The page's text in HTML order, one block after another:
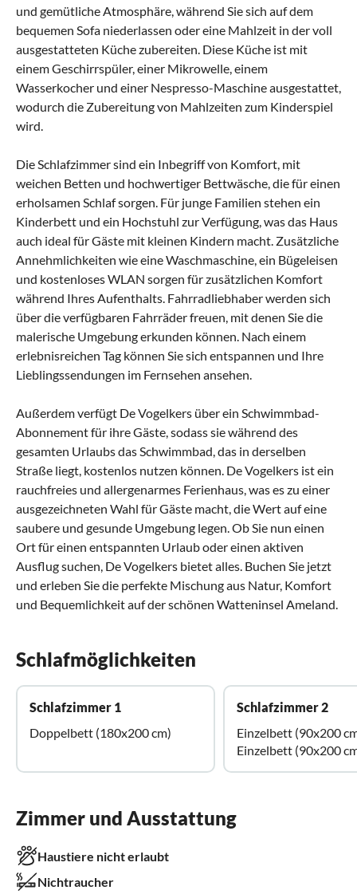
und gemütliche Atmosphäre, während Sie sich auf dem
bequemen Sofa niederlassen oder eine Mahlzeit in der voll
ausgestatteten Küche zubereiten. Diese Küche ist mit
einem Geschirrspüler, einer Mikrowelle, einem
Wasserkocher und einer Nespresso-Maschine ausgestattet,
wodurch die Zubereitung von Mahlzeiten zum Kinderspiel
wird.
Die Schlafzimmer sind ein Inbegriff von Komfort, mit
weichen Betten und hochwertiger Bettwäsche, die für einen
erholsamen Schlaf sorgen. Für junge Familien stehen ein
Kinderbett und ein Hochstuhl zur Verfügung, was das Haus
auch ideal für Gäste mit kleinen Kindern macht. Zusätzliche
Annehmlichkeiten wie eine Waschmaschine, ein Bügeleisen
und kostenloses WLAN sorgen für zusätzlichen Komfort
während Ihres Aufenthalts. Fahrradliebhaber werden sich
über die verfügbaren Fahrräder freuen, mit denen Sie die
malerische Umgebung erkunden können. Nach einem
erlebnisreichen Tag können Sie sich entspannen und Ihre
Lieblingssendungen im Fernsehen ansehen.
Außerdem verfügt De Vogelkers über ein Schwimmbad-
Abonnement für ihre Gäste, sodass sie während des
gesamten Urlaubs das Schwimmbad, das in derselben
Straße liegt, kostenlos nutzen können. De Vogelkers ist ein
rauchfreies und allergenarmes Ferienhaus, was es zu einer
ausgezeichneten Wahl für Gäste macht, die Wert auf eine
saubere und gesunde Umgebung legen. Ob Sie nun einen
Ort für einen entspannten Urlaub oder einen aktiven
Ausflug suchen, De Vogelkers bietet alles. Buchen Sie jetzt
und erleben Sie die perfekte Mischung aus Natur, Komfort
und Bequemlichkeit auf der schönen Watteninsel Ameland.
Schlafmöglichkeiten
Schlafzimmer 1
Doppelbett (180x200 cm)
Schlafzimmer 2
Einzelbett (90x200
Einzelbett (90x200
Zimmer und Ausstattung
Haustiere nicht erlaubt
Nichtraucher